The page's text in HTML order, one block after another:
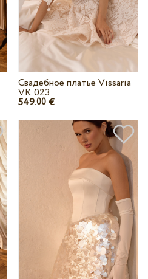
Свадебное платье Vissaria
VK 023
549.00 €